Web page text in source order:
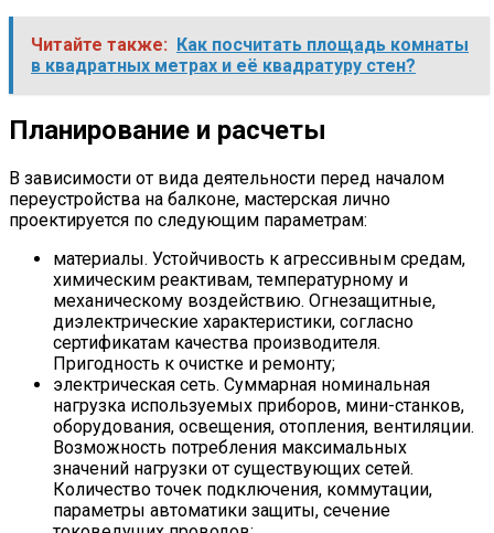
Читайте также: Как посчитать площадь комнаты
в квадратных метрах и её квадратуру стен?
Планирование и расчеты
В зависимости от вида деятельности перед началом
переустройства на балконе, мастерская лично
проектируется по следующим параметрам:
материалы. Устойчивость к агрессивным средам,
химическим реактивам, температурному и
механическому воздействию. Огнезащитные,
диэлектрические характеристики, согласно
сертификатам качества производителя.
Пригодность к очистке и ремонту;
электрическая сеть. Суммарная номинальная
нагрузка используемых приборов, мини-станков,
оборудования, освещения, отопления, вентиляции.
Возможность потребления максимальных
значений нагрузки от существующих сетей.
Количество точек подключения, коммутации,
параметры автоматики защиты, сечение